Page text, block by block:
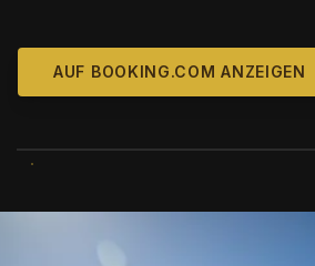
AUF BOOKING.COM ANZEIGEN